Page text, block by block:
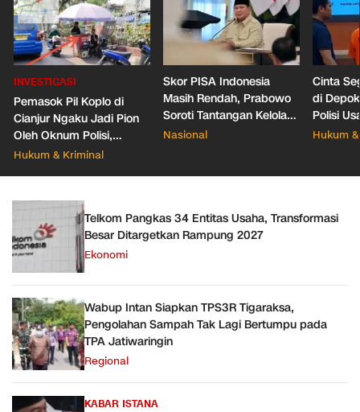
INVESTIGASI
Pemasok Pil Koplo di
Cianjur Ngaku Jadi Pion
Oleh Oknum Polisi,
Propam Mabes Polri
Hukum & Kriminal
Skor PISA Indonesia
Masih Rendah, Prabowo
Soroti Tantangan Kelola
388 Ribu Sekolah
Nasional
Cinta
di
Polisi
Pacar
Hukum
Telkom Pangkas 34 Entitas Usaha, Transformasi
Besar Ditargetkan Rampung 2027
Ekonomi
Wabup Intan Siapkan TPS3R Tigaraksa,
Pengolahan Sampah Tak Lagi Bertumpu pada
TPA Jatiwaringin
Regional
KABAR ISTANA